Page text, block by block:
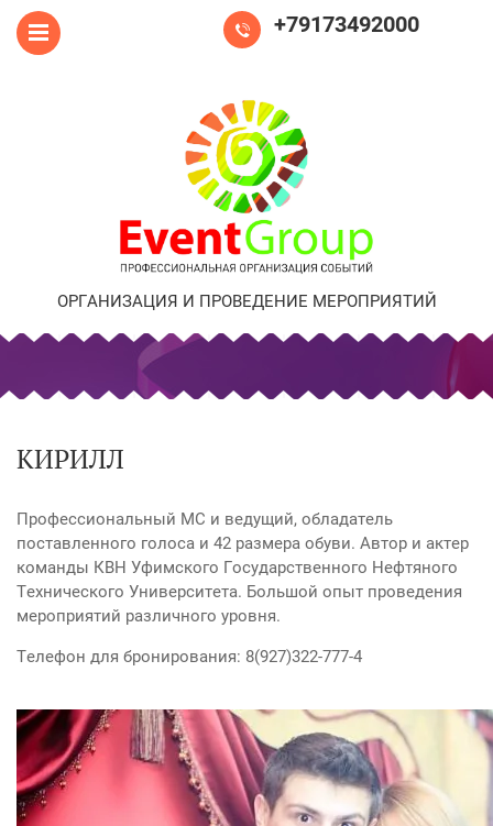
+79173492000
ОРГАНИЗАЦИЯ И ПРОВЕДЕНИЕ МЕРОПРИЯТИЙ
КИРИЛЛ
Профессиональный МС и ведущий, обладатель
поставленного голоса и 42 размера обуви. Автор и актер
команды КВН Уфимского Государственного Нефтяного
Технического Университета. Большой опыт проведения
мероприятий различного уровня.
Телефон для бронирования: 8(927)322-777-4